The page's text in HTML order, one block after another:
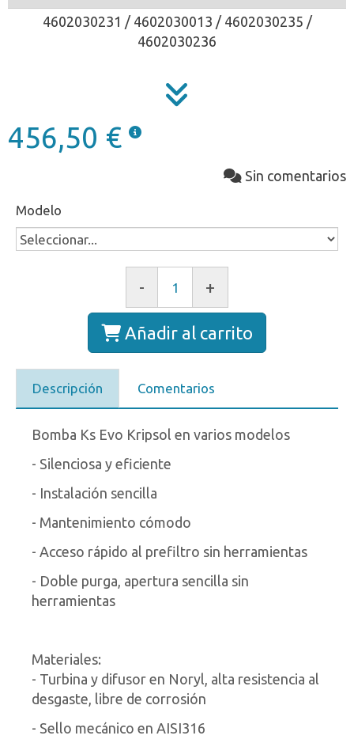
4602030231 / 4602030013 / 4602030235 /
4602030236
456,50 €
Sin comentarios
Modelo
- +
Añadir al carrito
Descripción Comentarios
Bomba Ks Evo Kripsol en varios modelos
- Silenciosa y eficiente
- Instalación sencilla
- Mantenimiento cómodo
- Acceso rápido al prefiltro sin herramientas
- Doble purga, apertura sencilla sin
herramientas
Materiales:
- Turbina y difusor en Noryl, alta resistencia al
desgaste, libre de corrosión
- Sello mecánico en AISI316